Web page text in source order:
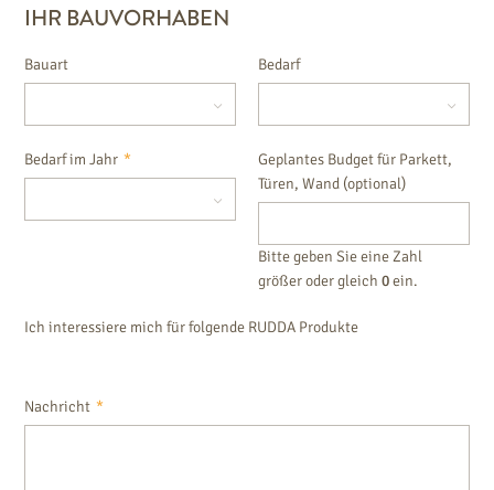
IHR BAUVORHABEN
Bauart Bedarf
Bedarf im Jahr *
Geplantes Budget für Parkett,
Türen, Wand (optional)
Bitte geben Sie eine Zahl
größer oder gleich 0ein.
Ich interessiere mich für folgende RUDDA Produkte
Nachricht *